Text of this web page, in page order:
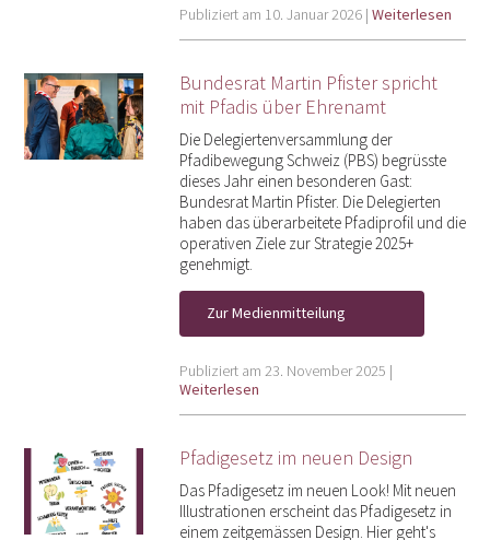
Publiziert am 10. Januar 2026 | Weiterlesen
Bundesrat Martin Pfister spricht
mit Pfadis über Ehrenamt
Die Delegiertenversammlung der
Pfadibewegung Schweiz (PBS) begrüsste
dieses Jahr einen besonderen Gast:
Bundesrat Martin Pfister. Die Delegierten
haben das überarbeitete Pfadiprofil und die
operativen Ziele zur Strategie 2025+
genehmigt.
Zur Medienmitteilung
Publiziert am 23. November 2025 |
Weiterlesen
Pfadigesetz im neuen Design
Das Pfadigesetz im neuen Look! Mit neuen
Illustrationen erscheint das Pfadigesetz in
einem zeitgemässen Design. Hier geht's